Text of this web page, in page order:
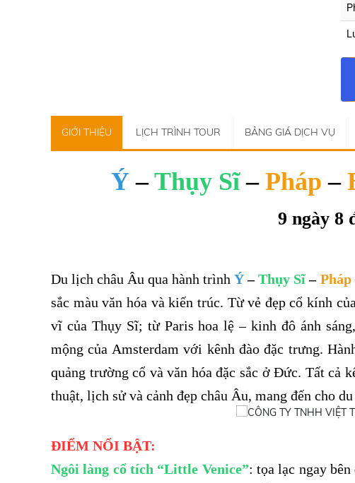
GIỚI THIỆU LỊCH TRÌNH TOUR BẢNG GIÁ DỊCH VỤ
Ý–Thụy Sĩ– Pháp –
9 ngày 8
Du lịch châu Âu qua hành trìnhÝ–Thụy Sĩ– Pháp
sắc màu văn hóa và kiến trúc. Từ vẻ đẹp cổ kính
vĩ của Thụy Sĩ; từ Paris hoa lệ – kinh đô ánh
mộng của Amsterdam với kênh đào đặc trưng.
quảng trường cổ và văn hóa đặc sắc ở Đức. Tất cả
thuật, lịch sử và cảnh đẹp châu Âu, mang đến cho
ĐIỂM NỔI BẬT:
Ngôi làng cổ tích “Little Venice”: tọa lạc ngay